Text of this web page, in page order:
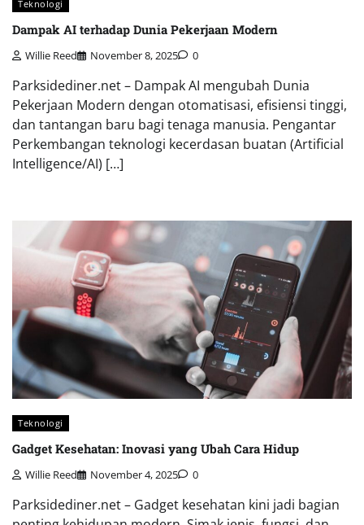
Teknologi
Dampak AI terhadap Dunia Pekerjaan Modern
Willie Reed November 8, 2025 0
Parksidediner.net – Dampak AI mengubah Dunia
Pekerjaan Modern dengan otomatisasi, efisiensi tinggi,
dan tantangan baru bagi tenaga manusia. Pengantar
Perkembangan teknologi kecerdasan buatan (Artificial
Intelligence/AI) […]
Teknologi
Gadget Kesehatan: Inovasi yang Ubah Cara Hidup
Willie Reed November 4, 2025 0
Parksidediner.net – Gadget kesehatan kini jadi bagian